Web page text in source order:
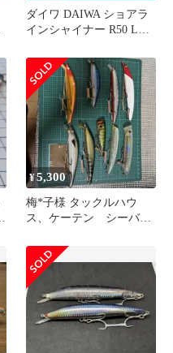
ダイワ DAIWA ショアラ
インシャイナー R50 LD-
¥5,300
梅*子様 タックルハウ
ス、ケーテン シーバス
万五千超え